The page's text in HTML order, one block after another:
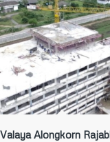
Alongkorn